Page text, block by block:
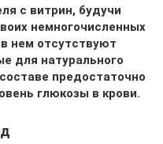
с витрин, будучи
немногочисленных
нем отсутствуют
для натурального
предостаточно
глюкозы в крови.